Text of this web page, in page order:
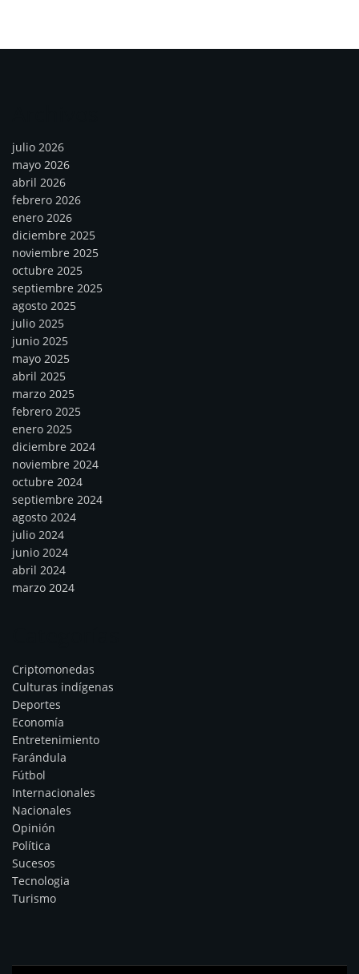
julio 2026
mayo 2026
abril 2026
febrero 2026
enero 2026
diciembre 2025
noviembre 2025
octubre 2025
septiembre 2025
agosto 2025
julio 2025
junio 2025
mayo 2025
abril 2025
marzo 2025
febrero 2025
enero 2025
diciembre 2024
noviembre 2024
octubre 2024
septiembre 2024
agosto 2024
julio 2024
junio 2024
abril 2024
marzo 2024
Criptomonedas
Culturas indígenas
Deportes
Economía
Entretenimiento
Farándula
Fútbol
Internacionales
Nacionales
Opinión
Política
Sucesos
Tecnologia
Turismo